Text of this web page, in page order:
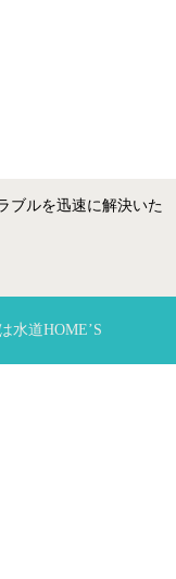
ブルを迅速に解決いた
水道HOME’S